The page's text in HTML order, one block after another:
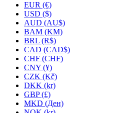
EUR (€)
USD ($)
AUD (AU$)
BAM (KM)
BRL (R$)
CAD (CAD$)
CHF (CHF)
CNY (¥)
CZK (Kč)
DKK (kr)
GBP (£)
MKD (Ден)